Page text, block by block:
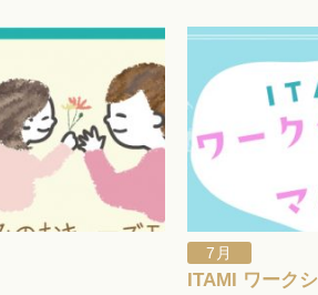
7月
ITAMI ワーク